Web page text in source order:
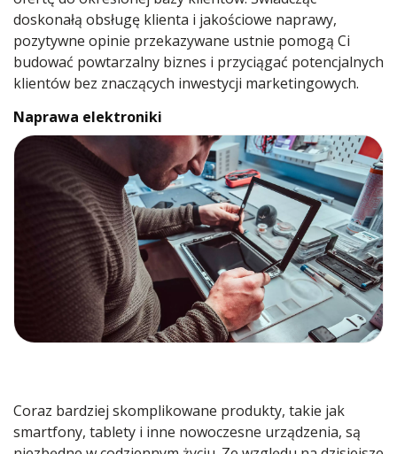
doskonałą obsługę klienta i jakościowe naprawy,
pozytywne opinie przekazywane ustnie pomogą Ci
budować powtarzalny biznes i przyciągać potencjalnych
klientów bez znaczących inwestycji marketingowych.
Naprawa elektroniki
Coraz bardziej skomplikowane produkty, takie jak
smartfony, tablety i inne nowoczesne urządzenia, są